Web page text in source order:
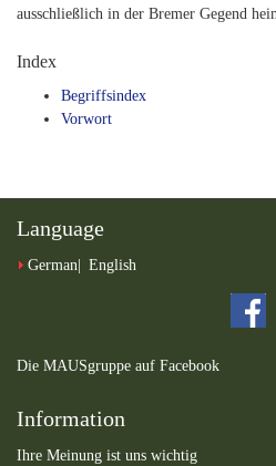
ausschließlich in der Bremer Gegend
Index
Begriffsindex
Vorwort
Language
German English
Die MAUSgruppe auf Facebook
Information
Ihre Meinung ist uns wichtig